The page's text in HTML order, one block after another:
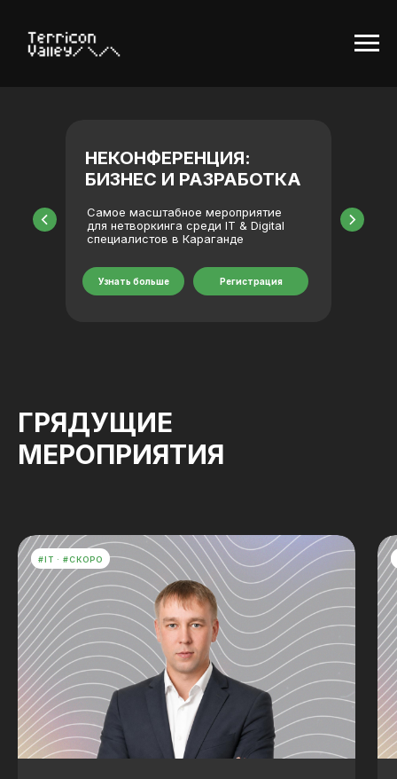
НЕКОНФЕРЕНЦИЯ:
БИЗНЕС И РАЗРАБОТКА
Узнать больше Регистрация
Cамое масштабное мероприятие
для нетворкинга среди IT & Digital
специалистов в Караганде
ГРЯДУЩИЕ
МЕРОПРИЯТИЯ
#IT #СКОРО